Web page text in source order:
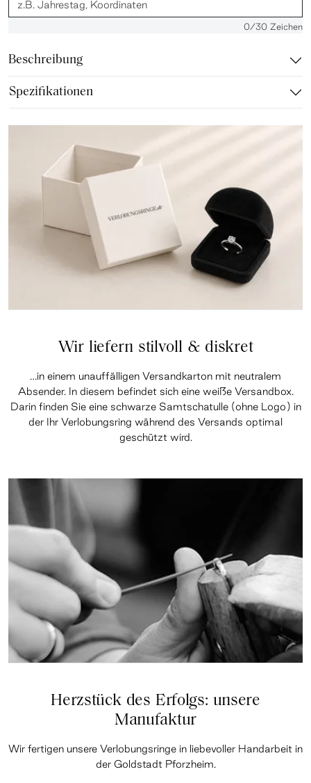
0/30 Zeichen
Beschreibung
Spezifikationen
Wir liefern stilvoll & diskret
…in einem unauffälligen Versandkarton mit neutralem
Absender. In diesem befindet sich eine weiße Versandbox.
Darin finden Sie eine schwarze Samtschatulle (ohne Logo) in
der Ihr Verlobungsring während des Versands optimal
geschützt wird.
Herzstück des Erfolgs: unsere
Manufaktur
Wir fertigen unsere Verlobungsringe in liebevoller Handarbeit in
der Goldstadt Pforzheim.